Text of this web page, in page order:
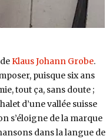
Klaus Johann Grobe.
puisque six ans
tout ça, sans doute ;
d’une vallée suisse
s’éloigne de la marque
dans la langue de